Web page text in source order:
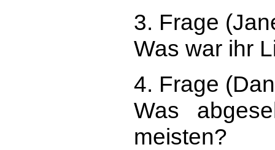
3. Frage
Was war ihr
4. Frage
Was
meisten?